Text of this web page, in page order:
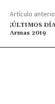
Artículo
¡ÚLTIMOS
Armas 2019